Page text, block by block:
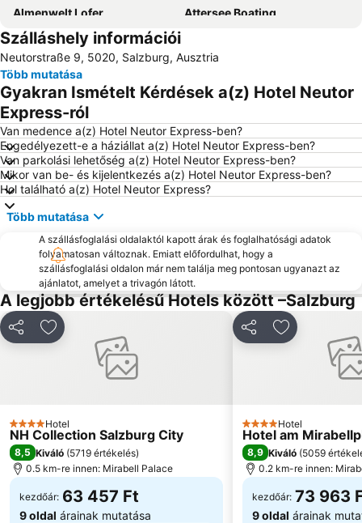
Almenwelt Lofer
Attersee Boating
Steinplatte Waidring
Red Bull Hangar-7
Zwölferhorn
Hohenwerfen
Kaiservilla
Maxglan
Keltenblitz Dürnberg
Obersalzbergbahn
Burghausen Castle
Taxham
Messezentrum Salzburg
Salzburgi Állatkert
Erlebnispark Strasswalchen
Postalm Arena
Eisriesenwelt
Schafbergbahn
Schwarzensee
Bikepark
New Palace and Park Herrenchiemsee
Szálláshely információi
Neutorstraße 9, 5020, Salzburg, Ausztria
Több mutatása
Gyakran Ismételt Kérdések a(z) Hotel Neutor
Express-ról
Van medence a(z) Hotel Neutor Express-ben?
Engedélyezett-e a háziállat a(z) Hotel Neutor Express-ben?
Van parkolási lehetőség a(z) Hotel Neutor Express-ben?
Mikor van be- és kijelentkezés a(z) Hotel Neutor Express-ben?
Hol található a(z) Hotel Neutor Express?
Több mutatása
A szállásfoglalási oldalaktól kapott árak és foglalhatósági adatok
folyamatosan változnak. Emiatt előfordulhat, hogy a
szállásfoglalási oldalon már nem találja meg pontosan ugyanazt az
ajánlatot, amelyet a trivagón látott.
A legjobb értékelésű Hotels között –Salzburg
MegosztásHozzáadás a kedvencekhez
4 Kategória
Hotel
NH Collection Salzburg City
8,5 Kiváló (5719 értékelés)
0.5 km-re innen: Mirabell Palace
kezdőár: 63 457 Ft
9 oldal árainak mutatása
MegosztásHozzáadás
4 Kategória
Hotel
Hotel am
8,9 Kiváló (5059
0.2 km-re innen:
kezdőár: 73 963
9 oldal árainak